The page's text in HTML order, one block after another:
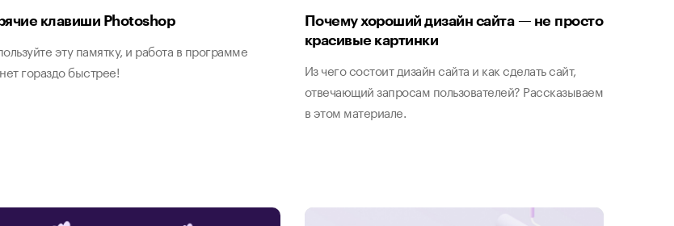
клавиши Photoshop
эту памятку, и работа в программе
гораздо быстрее!
Почему хороший дизайн сайта — не просто
красивые картинки
Из чего состоит дизайн сайта и как сделать сайт,
отвечающий запросам пользователей? Рассказываем
в этом материале.